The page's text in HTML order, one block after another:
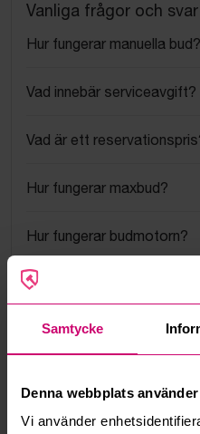
Samtycke
Denna webbplats
Vi använder
Vanliga frågor och svar
Hur fungerar manuella bud?
Vad innebär serviceavgift?
Vad är ett
Hur fungerar maxbud?
Hur fungerar budmotorn?
Kan jag ångra ett bud?
Kan ni frakta mina vunna